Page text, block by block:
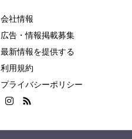
会社情報
広告・情報掲載募集
最新情報を提供する
利用規約
プライバシーポリシー